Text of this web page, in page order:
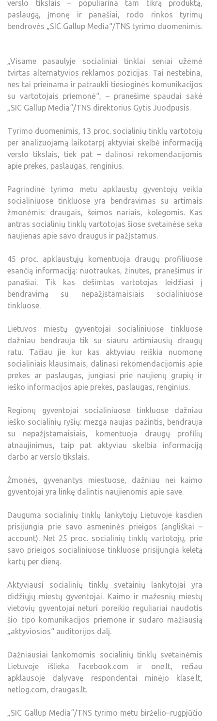
verslo tikslais – populiarina tam tikrą produktą,
paslaugą, įmonę ir panašiai, rodo rinkos tyrimų
bendrovės „SIC Gallup Media“/TNS tyrimo duomenimis.
„Visame pasaulyje socialiniai tinklai seniai užėmė
tvirtas alternatyvios reklamos pozicijas. Tai nestebina,
nes tai prieinama ir patraukli tiesioginės komunikacijos
su vartotojais priemonė“, – pranešime spaudai sakė
„SIC Gallup Media“/TNS direktorius Gytis Juodpusis.
Tyrimo duomenimis, 13 proc. socialinių tinklų vartotojų
per analizuojamą laikotarpį aktyviai skelbė informaciją
verslo tikslais, tiek pat – dalinosi rekomendacijomis
apie prekes, paslaugas, renginius.
Pagrindinė tyrimo metu apklaustų gyventojų veikla
socialiniuose tinkluose yra bendravimas su artimais
žmonėmis: draugais, šeimos nariais, kolegomis. Kas
antras socialinių tinklų vartotojas šiose svetainėse seka
naujienas apie savo draugus ir pažįstamus.
45 proc. apklaustųjų komentuoja draugų profiliuose
esančią informaciją: nuotraukas, žinutes, pranešimus ir
panašiai. Tik kas dešimtas vartotojas leidžiasi į
bendravimą su nepažįstamaisiais socialiniuose
tinkluose.
Lietuvos miestų gyventojai socialiniuose tinkluose
dažniau bendrauja tik su siauru artimiausių draugų
ratu. Tačiau jie kur kas aktyviau reiškia nuomonę
socialiniais klausimais, dalinasi rekomendacijomis apie
prekes ar paslaugas, jungiasi prie naujienų grupių ir
ieško informacijos apie prekes, paslaugas, renginius.
Regionų gyventojai socialiniuose tinkluose dažniau
ieško socialinių ryšių: mezga naujas pažintis, bendrauja
su nepažįstamaisiais, komentuoja draugų profilių
atnaujinimus, taip pat aktyviau skelbia informaciją
darbo ar verslo tikslais.
Žmonės, gyvenantys miestuose, dažniau nei kaimo
gyventojai yra linkę dalintis naujienomis apie save.
Dauguma socialinių tinklų lankytojų Lietuvoje kasdien
prisijungia prie savo asmeninės prieigos (angliškai –
account). Net 25 proc. socialinių tinklų vartotojų, prie
savo prieigos socialiniuose tinkluose prisijungia keletą
kartų per dieną.
Aktyviausi socialinių tinklų svetainių lankytojai yra
didžiųjų miestų gyventojai. Kaimo ir mažesnių miestų
vietovių gyventojai neturi poreikio reguliariai naudotis
šio tipo komunikacijos priemone ir sudaro mažiausią
„aktyviosios“ auditorijos dalį.
Dažniausiai lankomomis socialinių tinklų svetainėmis
Lietuvoje išlieka facebook.com ir one.lt, rečiau
apklausoje dalyvavę respondentai minėjo klase.lt,
netlog.com, draugas.lt.
„SIC Gallup Media“/TNS tyrimo metu birželio–rugpjūčio